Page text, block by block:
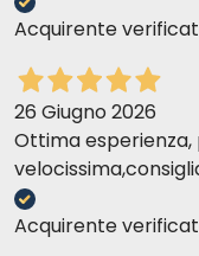
Acquirente
26 Giugno 2026
Ottima esperienza,
Acquirente